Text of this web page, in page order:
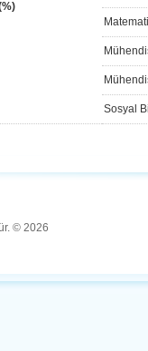
Sosyal
© 2026